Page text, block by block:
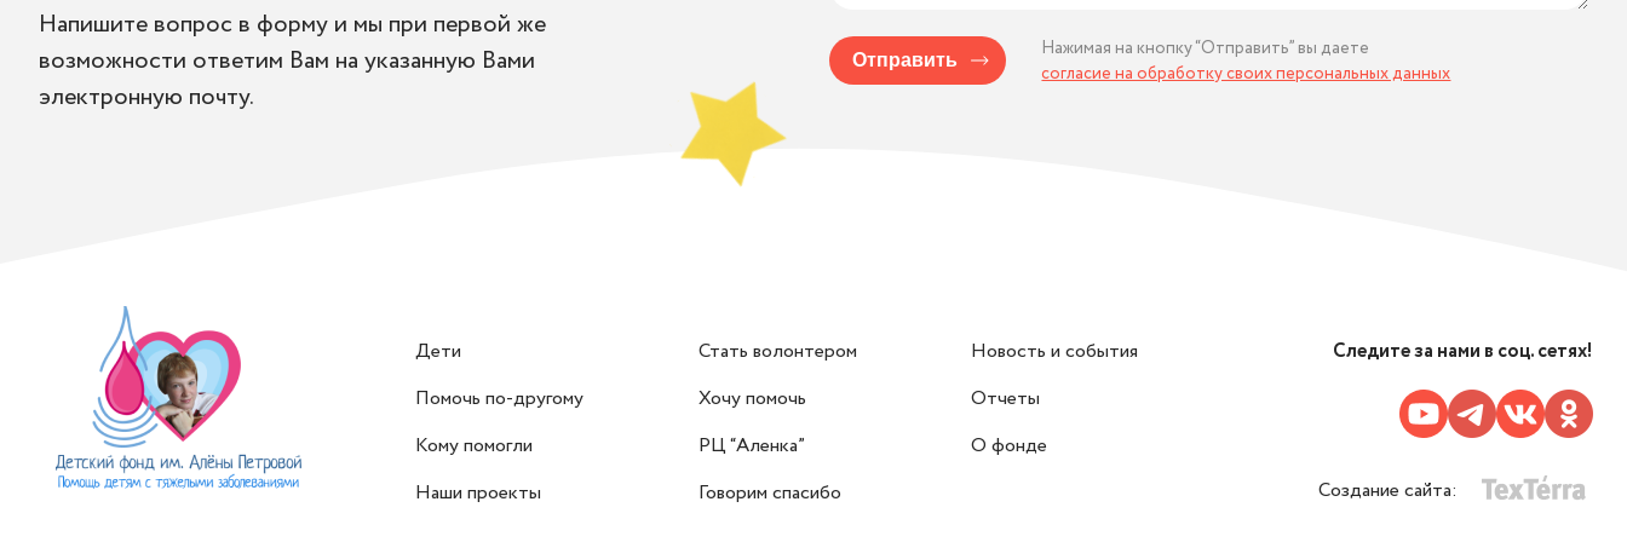
Напишите вопрос в форму и мы при первой же
возможности ответим Вам на указанную Вами
электронную почту.
Отправить
Нажимая на кнопку “Отправить” вы даете
согласие на обработку своих персональных данных
Дети
Помочь по-другому
Кому помогли
Наши проекты
Стать волонтером
Хочу помочь
РЦ “Аленка”
Говорим спасибо
Новость и события
Отчеты
О фонде
Следите за нами в соц. сетях!
Создание сайта: